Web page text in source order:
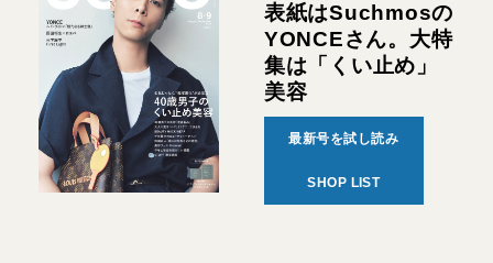
表紙はSuchmosの
YONCEさん。大特
集は「くい止め」
美容
最新号を試し読み
SHOP LIST